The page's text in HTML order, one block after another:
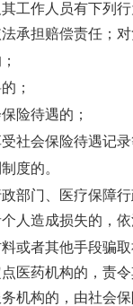
工作人员有下列
承担赔偿责任；
；
险待遇的；
社会保险待遇记
度的。
部门、医疗保障
人造成损失的，
或者其他手段骗
医药机构的，责
机构的，由社会